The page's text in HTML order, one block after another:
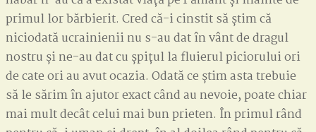
primul lor bărbierit. Cred că-i cinstit să știm că
niciodată ucrainienii nu s-au dat în vânt de dragul
nostru și ne-au dat cu șpițul la fluierul piciorului ori
de cate ori au avut ocazia. Odată ce știm asta trebuie
să le sărim în ajutor exact când au nevoie, poate chiar
mai mult decât celui mai bun prieten. În primul rând